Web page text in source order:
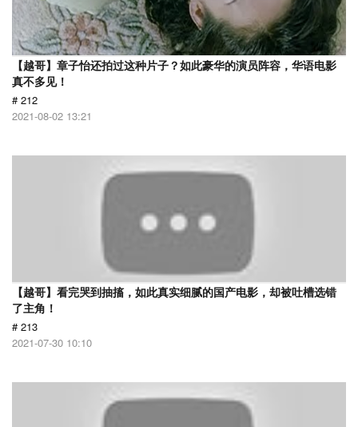
【越哥】章子怡还拍过这种片子？如此豪华的演员阵容，华语电影
真不多见！
# 212
2021-08-02 13:21
【越哥】看完哭到抽搐，如此真实细腻的国产电影，却被吐槽选错
了主角！
# 213
2021-07-30 10:10